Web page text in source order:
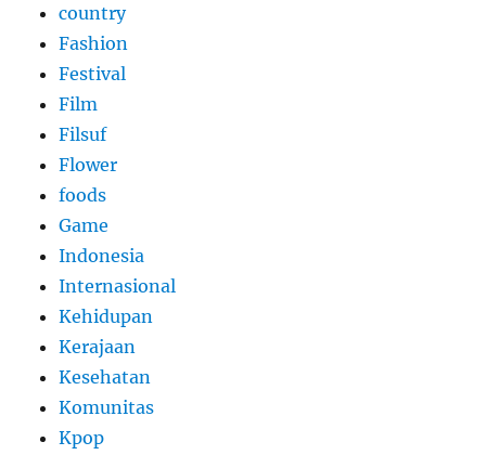
country
Fashion
Festival
Film
Filsuf
Flower
foods
Game
Indonesia
Internasional
Kehidupan
Kerajaan
Kesehatan
Komunitas
Kpop